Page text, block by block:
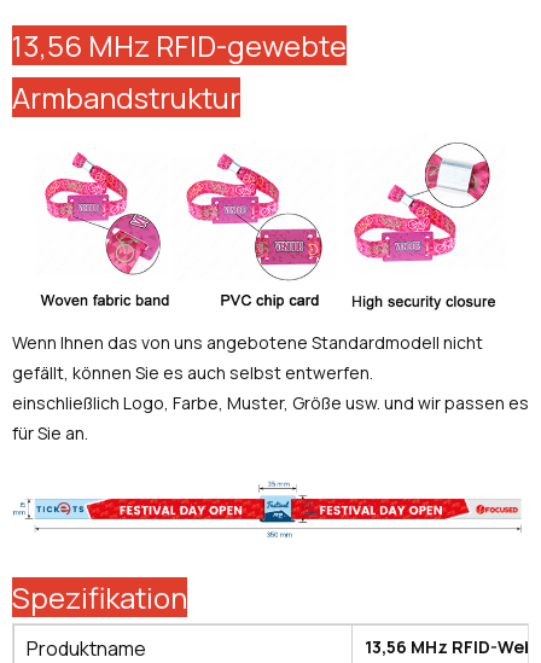
13,56 MHz RFID-gewebte
Armbandstruktur
Wenn Ihnen das von uns angebotene Standardmodell nicht
gefällt, können Sie es auch selbst entwerfen.
einschließlich Logo, Farbe, Muster, Größe usw. und wir passen es
für Sie an.
Spezifikation
Produktname 13,56 MHz RFID-